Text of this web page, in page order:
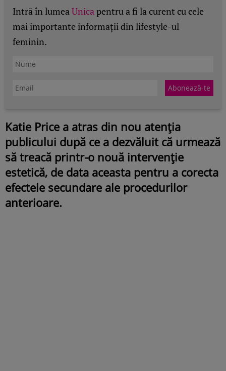
Intră în lumeaUnicapentru a fi la curent cu cele
mai importante informații din lifestyle-ul
feminin.
Katie Price a atras din nou atenția
publicului după ce a dezvăluit că urmează
să treacă printr-o nouă intervenție
estetică, de data aceasta pentru a corecta
efectele secundare ale procedurilor
anterioare.